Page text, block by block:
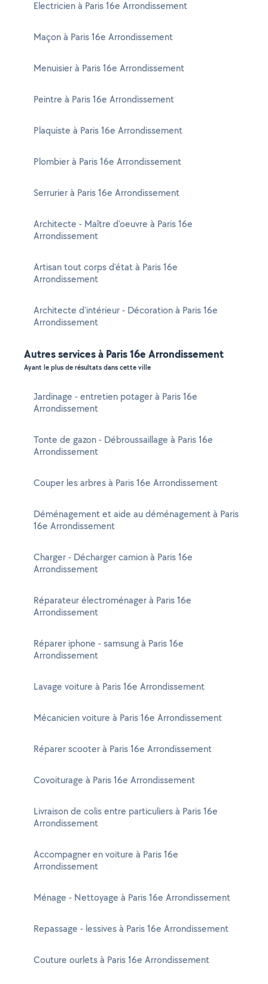
Electricien à Paris 16e Arrondissement
Maçon à Paris 16e Arrondissement
Menuisier à Paris 16e Arrondissement
Peintre à Paris 16e Arrondissement
Plaquiste à Paris 16e Arrondissement
Plombier à Paris 16e Arrondissement
Serrurier à Paris 16e Arrondissement
Architecte - Maître d'oeuvre à Paris 16e
Arrondissement
Artisan tout corps d'état à Paris 16e
Arrondissement
Architecte d'intérieur - Décoration à Paris 16e
Arrondissement
Autres services à Paris 16e Arrondissement
Ayant le plus de résultats dans cette ville
Jardinage - entretien potager à Paris 16e
Arrondissement
Tonte de gazon - Débroussaillage à Paris 16e
Arrondissement
Couper les arbres à Paris 16e Arrondissement
Déménagement et aide au déménagement à Paris
16e Arrondissement
Charger - Décharger camion à Paris 16e
Arrondissement
Réparateur électroménager à Paris 16e
Arrondissement
Réparer iphone - samsung à Paris 16e
Arrondissement
Lavage voiture à Paris 16e Arrondissement
Mécanicien voiture à Paris 16e Arrondissement
Réparer scooter à Paris 16e Arrondissement
Covoiturage à Paris 16e Arrondissement
Livraison de colis entre particuliers à Paris 16e
Arrondissement
Accompagner en voiture à Paris 16e
Arrondissement
Ménage - Nettoyage à Paris 16e Arrondissement
Repassage - lessives à Paris 16e Arrondissement
Couture ourlets à Paris 16e Arrondissement